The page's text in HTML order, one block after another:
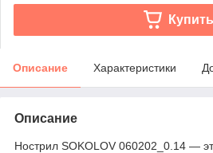
Купить
Описание Характеристики
Описание
Нострил SOKOLOV 060202_0.14 —